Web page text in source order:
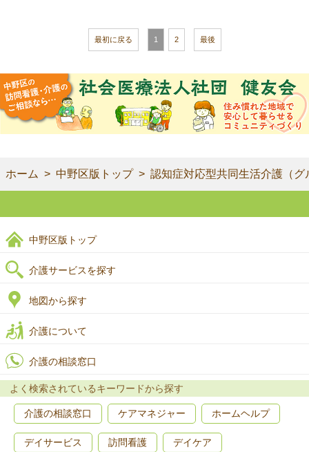
最初に戻る 1 2 最後
ホーム 中野区版トップ 認知症対応型共同生活介護（
中野区版トップ
介護サービスを探す
地図から探す
介護について
介護の相談窓口
よく検索されているキーワードから探す
介護の相談窓口 ケアマネジャー ホームヘルプ
デイサービス 訪問看護 デイケア